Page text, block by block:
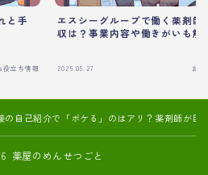
と手
役立ち情報
エスシーグループで働く薬剤師
収は？事業内容や働きがいも解
2025.05.27 お
の自己紹介で「ボケる」のはアリ？薬剤師が目
薬屋のめんせつごと